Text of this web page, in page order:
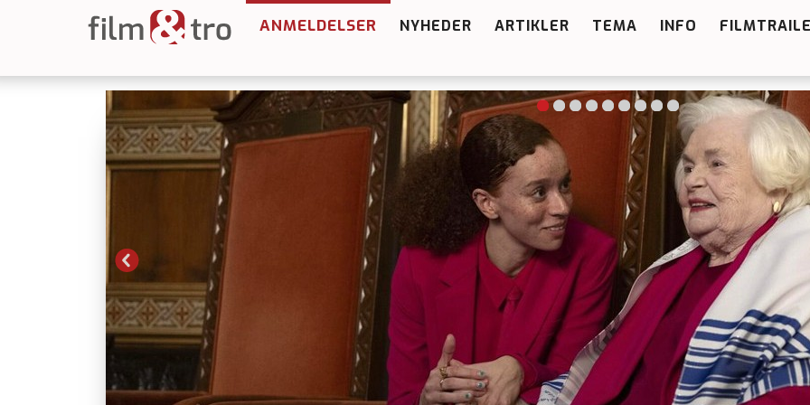
ANMELDELSER NYHEDER ARTIKLER TEMA INFO